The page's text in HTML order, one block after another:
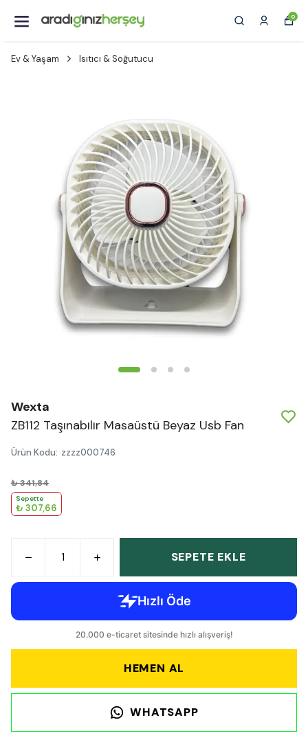
0
Ev & Yaşam Isıtıcı & Soğutucu
Wexta
ZB112 Taşınabilir Masaüstü Beyaz Usb Fan
Ürün Kodu: zzzz000746
₺ 341,84
Sepette
₺ 307,66
SEPETE EKLE
HEMEN AL
WHATSAPP